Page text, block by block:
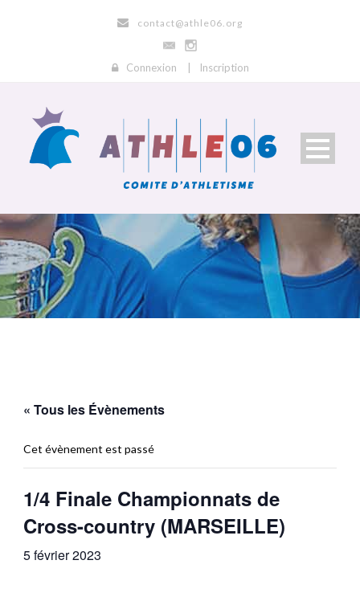
contact@athle06.org
Connexion Inscription
« Tous les Évènements
Cet évènement est passé
1/4 Finale Championnats de
Cross-country (MARSEILLE)
5 février 2023